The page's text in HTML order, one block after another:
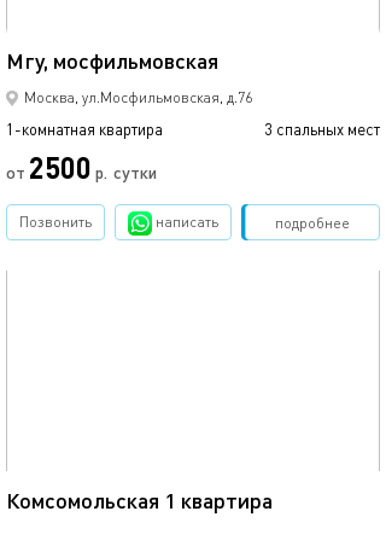
Мгу, мосфильмовская
Москва, ул.Мосфильмовская, д.76
1-комнатная квартира 3 спальных мест
от 2500 р. сутки
подробнее
Позвонить написать Забронировать
Комсомольская 1 квартира